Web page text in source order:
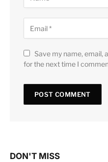
Save my name, email,
for the next time I
DON'T MISS